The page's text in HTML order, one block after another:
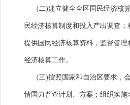
(二)建立健全全区国民经济核算
民经济核算制度和投入产出调查
提供国民经济核算资料，监督管
经济核算工作。
(三)按照国家和自治区要求，会
情国力普查计划、方案；组织实